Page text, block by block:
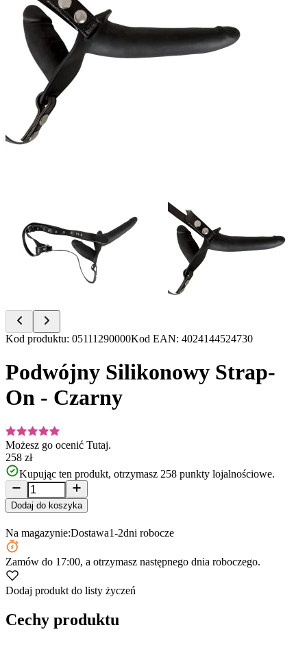
Item
of
Kod produktu: 05111290000Kod EAN: 4024144524730
Podwójny Silikonowy Strap-
On - Czarny
Możesz go ocenić Tutaj.
258 zł
Kupując ten produkt, otrzymasz 258 punkty lojalnościowe.
Dodaj do koszyka
Na magazynie:Dostawa1-2dni robocze
Zamów do 17:00, a otrzymasz następnego dnia roboczego.
Dodaj produkt do listy życzeń
Cechy produktu